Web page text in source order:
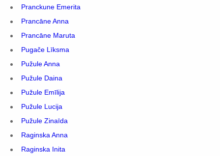
Pranckune Emerita
Prancāne Anna
Prancāne Maruta
Pugače Līksma
Pužule Anna
Pužule Daina
Pužule Emīlija
Pužule Lucija
Pužule Zinaīda
Raginska Anna
Raginska Inita